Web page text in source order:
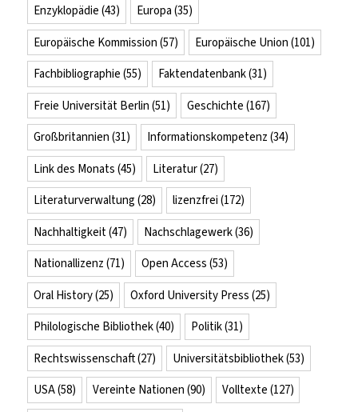
Enzyklopädie (43) Europa (35)
Europäische Kommission (57) Europäische Union (101)
Fachbibliographie (55) Faktendatenbank(31)
Freie Universität Berlin (51) Geschichte (167)
Großbritannien (31) Informationskompetenz (34)
Link des Monats (45) Literatur(27)
Literaturverwaltung (28) lizenzfrei (172)
Nachhaltigkeit(47) Nachschlagewerk(36)
Nationallizenz (71) Open Access (53)
Oral History(25) Oxford University Press (25)
Philologische Bibliothek(40) Politik(31)
Rechtswissenschaft(27) Universitätsbibliothek(53)
USA(58) Vereinte Nationen (90) Volltexte (127)